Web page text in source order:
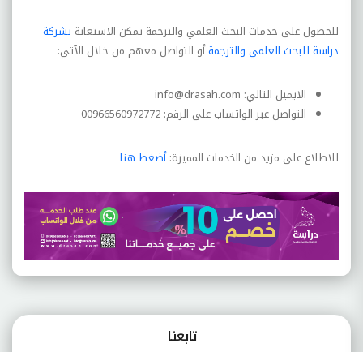
للحصول على خدمات البحث العلمي والترجمة يمكن الاستعانة بشركة
دراسة للبحث العلمي والترجمةأو التواصل معهم من خلال الآتي:
الايميل التالي: info@drasah.com
التواصل عبر الواتساب على الرقم: 00966560972772
للاطلاع على مزيد من الخدمات المميزة:أضغط هنا
تابعنـا